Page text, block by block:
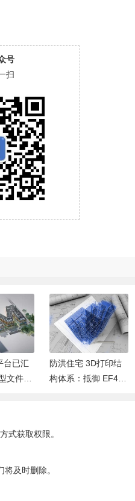
号
扫
台已汇
文件，
防洪住宅 3D打印结
构体系：抵御 EF4级
式获取权限。
及时删除。